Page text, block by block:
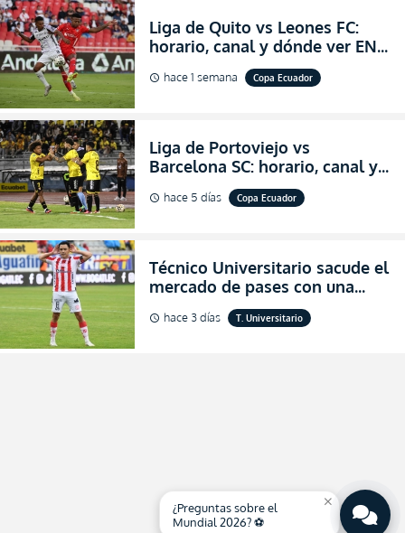
Liga de Quito vs Leones FC:
horario, canal y dónde ver EN
VIVO los octavos de final de la
Copa Ecuador 2026
schedule hace 1 semana Copa Ecuador
Liga de Portoviejo vs
Barcelona SC: horario, canal y
dónde ver EN VIVO los octavos
de final de la Copa Ecuador
schedule hace 5 días Copa Ecuador
Técnico Universitario sacude el
mercado de pases con una
verdadera revolución para
asegurar la permanencia
schedule hace 3 días T. Universitario
close
¿Preguntas sobre el
Mundial 2026? ⚽